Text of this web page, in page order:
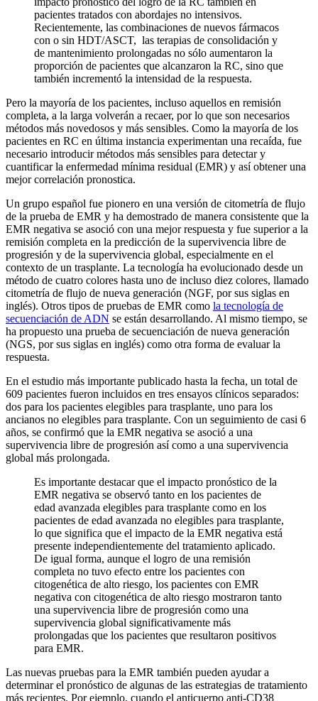
pacientes tratados con abordajes no intensivos.
Recientemente, las combinaciones de nuevos fármacos
con o sin HDT/ASCT, las terapias de consolidación y
de mantenimiento prolongadas no sólo aumentaron la
proporción de pacientes que alcanzaron la RC, sino que
también incrementó la intensidad de la respuesta.
Pero la mayoría de los pacientes, incluso aquellos en remisión
completa, a la larga volverán a recaer, por lo que son necesarios
métodos más novedosos y más sensibles. Como la mayoría de los
pacientes en RC en última instancia experimentan una recaída, fue
necesario introducir métodos más sensibles para detectar y
cuantificar la enfermedad mínima residual (EMR) y así obtener una
mejor correlación pronostica.
Un grupo español fue pionero en una versión de citometría de flujo
de la prueba de EMR y ha demostrado de manera consistente que la
EMR negativa se asoció con una mejor respuesta y fue superior a la
remisión completa en la predicción de la supervivencia libre de
progresión y de la supervivencia global, especialmente en el
contexto de un trasplante. La tecnología ha evolucionado desde un
método de cuatro colores hasta uno de incluso diez colores, llamado
citometría de flujo de nueva generación (NGF, por sus siglas en
inglés). Otros tipos de pruebas de EMR como la tecnología de
secuenciación de ADN se están desarrollando. Al mismo tiempo, se
ha propuesto una prueba de secuenciación de nueva generación
(NGS, por sus siglas en inglés) como otra forma de evaluar la
respuesta.
En el estudio más importante publicado hasta la fecha, un total de
609 pacientes fueron incluidos en tres ensayos clínicos separados:
dos para los pacientes elegibles para trasplante, uno para los
ancianos no elegibles para trasplante. Con un seguimiento de casi 6
años, se confirmó que la EMR negativa se asoció a una
supervivencia libre de progresión así como a una supervivencia
global más prolongada.
Es importante destacar que el impacto pronóstico de la
EMR negativa se observó tanto en los pacientes de
edad avanzada elegibles para trasplante como en los
pacientes de edad avanzada no elegibles para trasplante,
lo que significa que el impacto de la EMR negativa está
presente independientemente del tratamiento aplicado.
De igual forma, aunque el logro de una remisión
completa no tuvo efecto entre los pacientes con
citogenética de alto riesgo, los pacientes con EMR
negativa con citogenética de alto riesgo mostraron tanto
una supervivencia libre de progresión como una
supervivencia global significativamente más
prolongadas que los pacientes que resultaron positivos
para EMR.
Las nuevas pruebas para la EMR también pueden ayudar a
determinar el pronóstico de algunas de las estrategias de tratamiento
más recientes. Por ejemplo, cuando el anticuerpo anti-CD38